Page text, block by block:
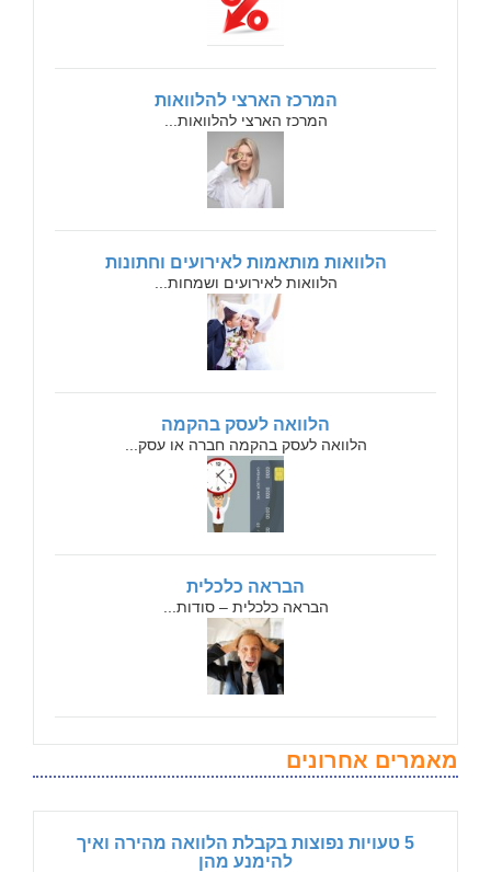
המרכז הארצי להלוואות
המרכז הארצי להלוואות...
הלוואות מותאמות לאירועים וחתונות
הלוואות לאירועים ושמחות...
הלוואה לעסק בהקמה
הלוואה לעסק בהקמה חברה או עסק...
הבראה כלכלית
הבראה כלכלית – סודות...
מאמרים אחרונים
5 טעויות נפוצות בקבלת הלוואה מהירה ואיך
להימנע מהן